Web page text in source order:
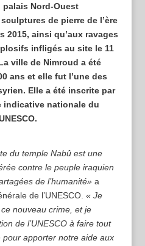
Nord-Ouest
de pierre de l’ère
2015, ainsi qu’aux ravages
infligés au site le 11
ville de Nimroud a été
ans et elle fut l’une des
Elle a été inscrite par
indicative nationale du
du temple Nabû est une
contre le peuple iraquien
de l’humanité»a
de l’UNESCO. « Je
nouveau crime, et je
de l’UNESCO à faire tout
apporter notre aide aux